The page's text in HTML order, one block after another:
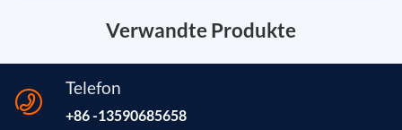
Verwandte Produkte
Telefon
+86 -13590685658